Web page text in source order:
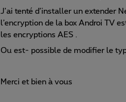
J’ai tenté d’installer un extender
l’encryption de la box Androi TV
les encryptions AES .
Ou est- possible de modifier le
Merci et bien à vous